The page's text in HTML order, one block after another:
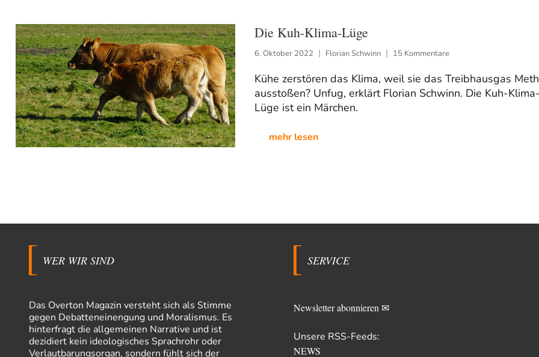
Die Kuh-Klima-Lüge
6. Oktober 2022 Florian Schwinn 15 Kommentare
Kühe zerstören das Klima, weil sie das Treibhausgas
ausstoßen? Unfug, erklärt Florian Schwinn. Die Kuh-Klima-
Lüge ist ein Märchen.
mehr lesen
WER WIR SIND
Das Overton Magazin versteht sich als Stimme
gegen Debatteneinengung und Moralismus. Es
hinterfragt die allgemeinen Narrative und ist
dezidiert kein ideologisches Sprachrohr oder
Verlautbarungsorgan, sondern fühlt sich der
SERVICE
Newsletter abonnieren ✉
Unsere RSS-Feeds:
NEWS